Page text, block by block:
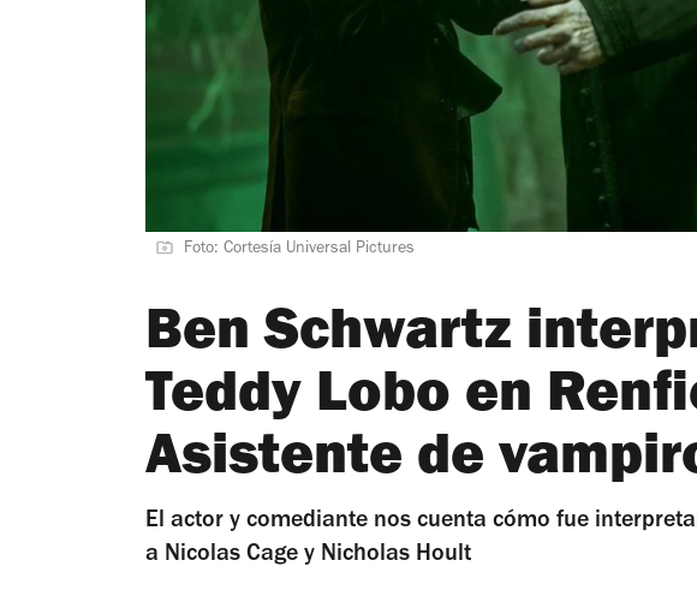
Foto: Cortesía Universal Pictures
Ben Schwartz
Teddy Lobo en
Asistente de
El actor y comediante nos cuenta cómo fue
a Nicolas Cage y Nicholas Hoult